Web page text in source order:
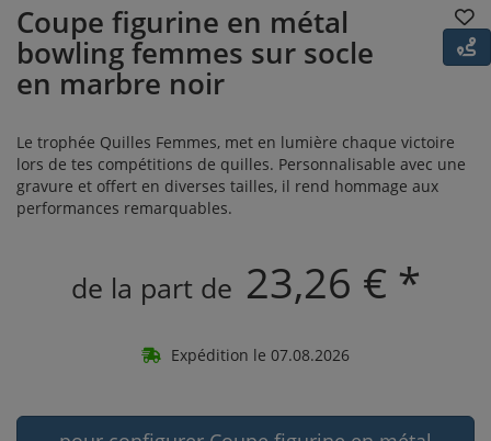
Coupe figurine en métal
bowling femmes sur socle
en marbre noir
Le trophée Quilles Femmes, met en lumière chaque victoire
lors de tes compétitions de quilles. Personnalisable avec une
gravure et offert en diverses tailles, il rend hommage aux
performances remarquables.
de la part de 23,26 € *
Expédition le 07.08.2026